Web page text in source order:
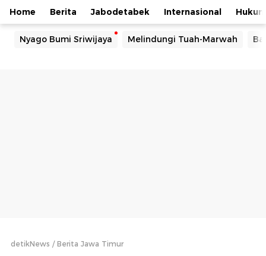
Home Berita Jabodetabek Internasional Hukum
Nyago Bumi Sriwijaya Melindungi Tuah-Marwah
detikNews Berita Jawa Timur